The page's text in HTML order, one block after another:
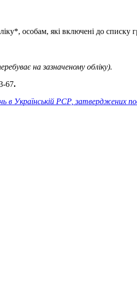
особам, які включені до списку
на зазначеному обліку).
67.
в Українській РСР, затверджених